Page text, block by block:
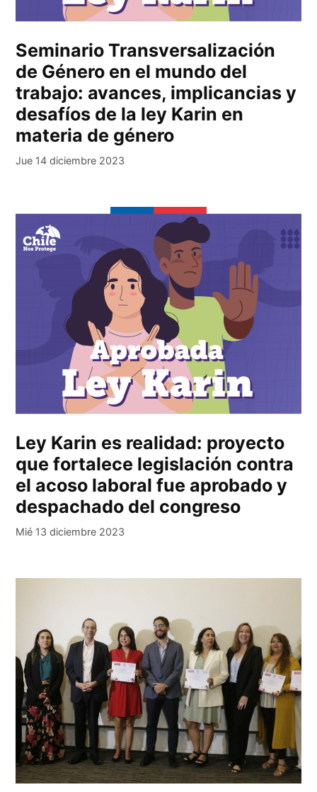
Seminario Transversalización
de Género en el mundo del
trabajo: avances, implicancias y
desafíos de la ley Karin en
materia de género
Jue 14 diciembre 2023
Ley Karin es realidad: proyecto
que fortalece legislación contra
el acoso laboral fue aprobado y
despachado del congreso
Mié 13 diciembre 2023